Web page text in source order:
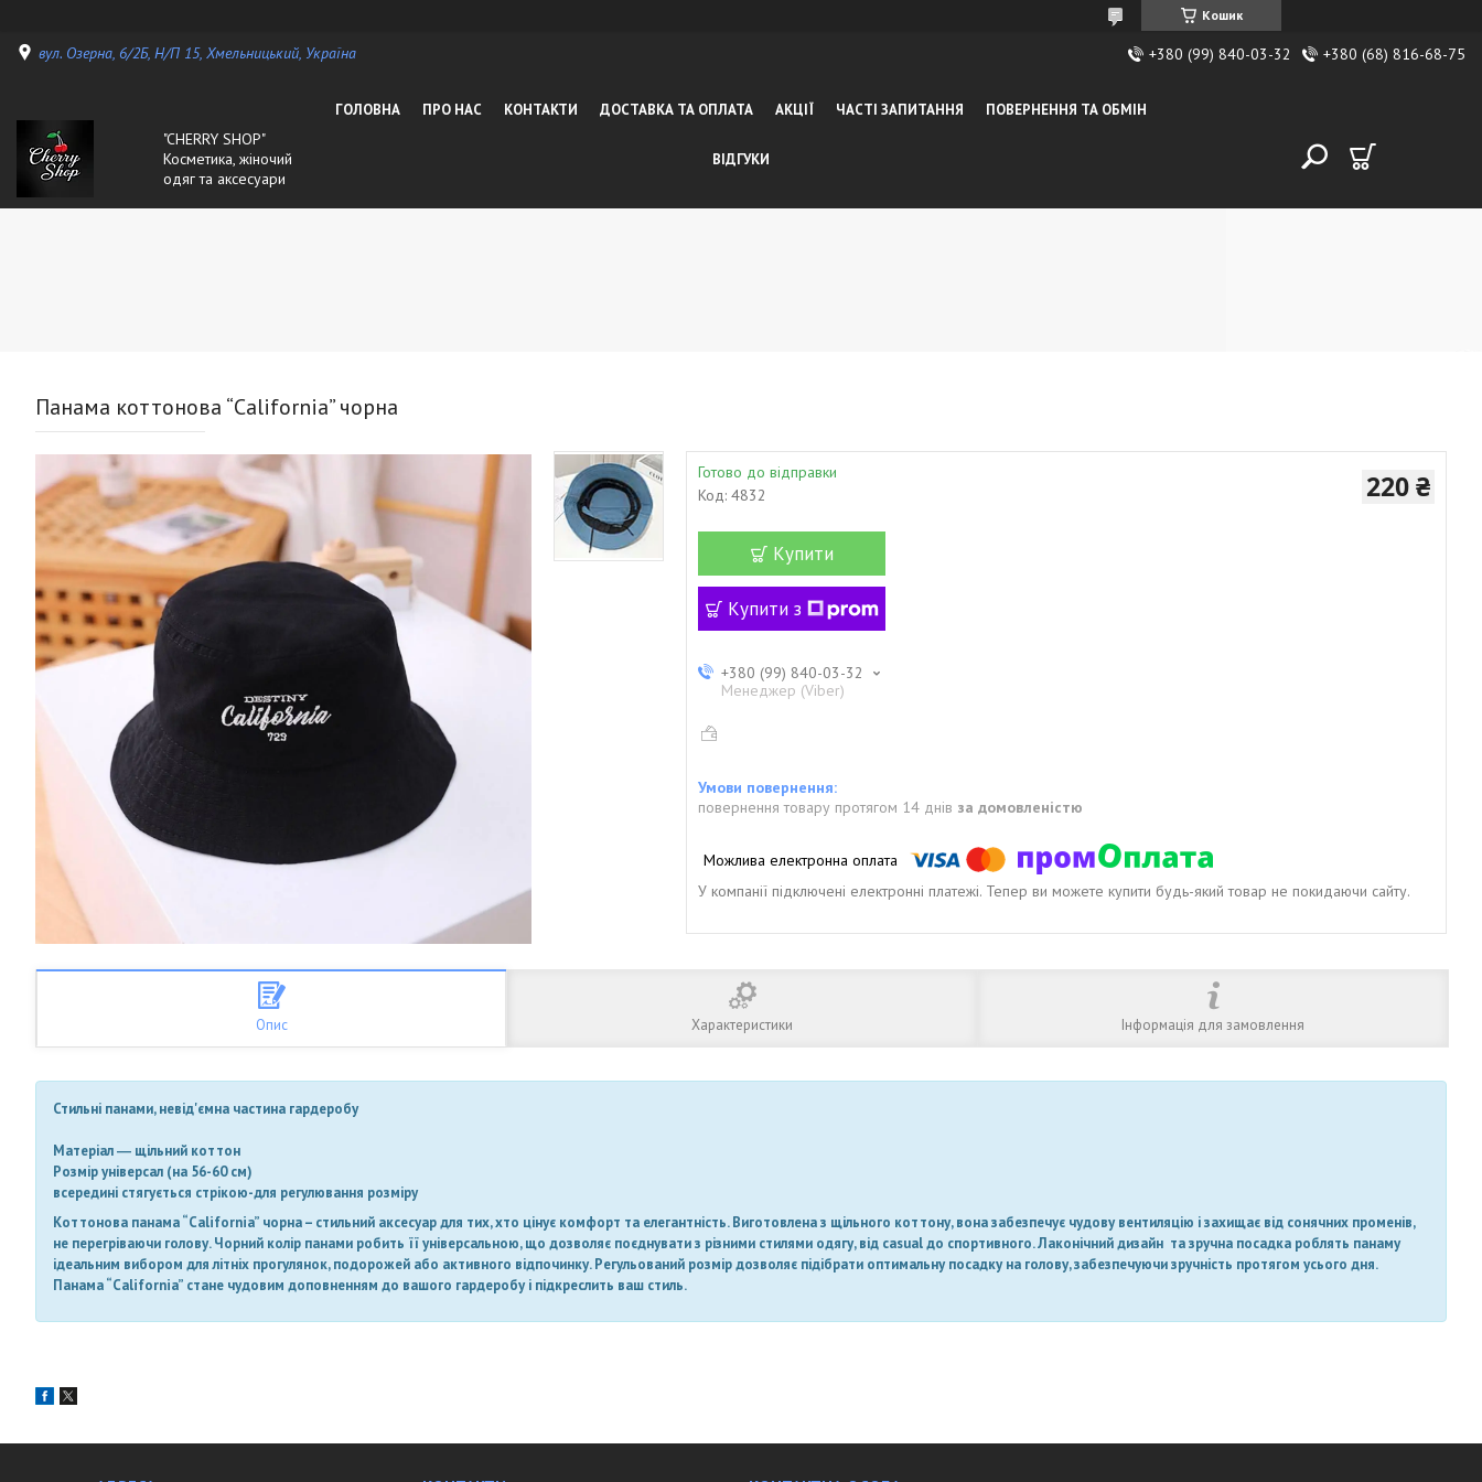
Кошик
вул. Озерна, 6/2Б, Н/П 15, Хмельницький, Україна +380 (99) 840-03-32 +380 (68) 816-68-75
"CHERRY SHOP"
Косметика, жіночий
одяг та аксесуари
ГОЛОВНА ПРО НАС КОНТАКТИ ДОСТАВКА ТА ОПЛАТА АКЦІЇ ЧАСТІ ЗАПИТАННЯ ПОВЕРНЕННЯ ТА ОБМІН
ВІДГУКИ
Панама коттонова “California” чорна
Готово до відправки
Код: 4832 220 ₴
Купити
Купити з
+380 (99) 840-03-32
Менеджер (Viber)
повернення товару протягом 14 днів за домовленістю
У компанії підключені електронні платежі. Тепер ви можете купити будь-який товар не покидаючи сайту.
Опис Характеристики Інформація для замовлення
Стильні панами, невід'ємна частина гардеробу
Матеріал ― щільний коттон
Розмір універсал (на 56-60 см)
всередині стягується стрікою-для регулювання розміру
Коттонова панама “California” чорна – стильний аксесуар для тих, хто цінує комфорт та елегантність. Виготовлена з щільного коттону, вона забезпечує чудову вентиляцію і захищає від сонячних променів,
не перегріваючи голову. Чорний колір панами робить її універсальною, що дозволяє поєднувати з різними стилями одягу, від casual до спортивного. Лаконічний дизайн та зручна посадка роблять панаму
ідеальним вибором для літніх прогулянок, подорожей або активного відпочинку. Регульований розмір дозволяє підібрати оптимальну посадку на голову, забезпечуючи зручність протягом усього дня.
Панама “California” стане чудовим доповненням до вашого гардеробу і підкреслить ваш стиль.